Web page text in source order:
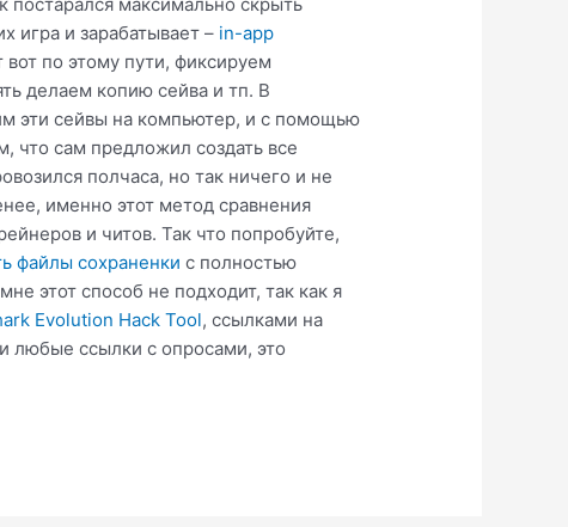
игра и зарабатывает – in-app
по этому пути, фиксируем
делаем копию сейва и тп. В
эти сейвы на компьютер, и с помощью
что сам предложил создать все
полчаса, но так ничего и не
именно этот метод сравнения
и читов. Так что попробуйте,
файлы сохраненки с полностью
этот способ не подходит, так как я
Evolution Hack Tool, ссылками на
любые ссылки с опросами, это